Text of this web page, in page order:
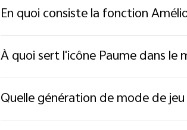
En quoi consiste la fonction
À quoi sert l'icône Paume dans le
Quelle génération de mode de